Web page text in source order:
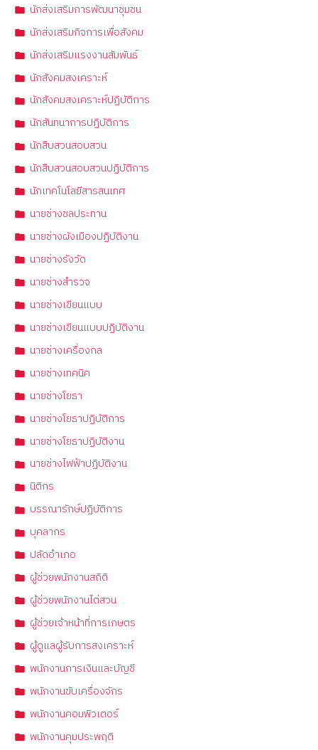
นักส่งเสริมการพัฒนาชุมชน
นักส่งเสริมกิจการเพื่อสังคม
นักส่งเสริมแรงงานสัมพันธ์
นักสังคมสงเคราะห์
นักสังคมสงเคราะห์ปฏิบัติการ
นักสันทนาการปฏิบัติการ
นักสืบสวนสอบสวน
นักสืบสวนสอบสวนปฏิบัติการ
นักเทคโนโลยีสารสนเทศ
นายช่างชลประทาน
นายช่างผังเมืองปฏิบัติงาน
นายช่างรังวัด
นายช่างสำรวจ
นายช่างเขียนแบบ
นายช่างเขียนแบบปฏิบัติงาน
นายช่างเครื่องกล
นายช่างเทคนิค
นายช่างโยธา
นายช่างโยธาปฏิบัติการ
นายช่างโยธาปฏิบัติงาน
นายช่างไฟฟ้าปฏิบัติงาน
นิติกร
บรรณารักษ์ปฏิบัติการ
บุคลากร
ปลัดอำเภอ
ผู้ช่วยพนักงานสถิติ
ผู้ช่วยพนักงานไต่สวน
ผู้ช่วยเจ้าหน้าที่การเกษตร
ผู้ดูแลผู้รับการสงเคราะห์
พนักงานการเงินและบัญชี
พนักงานขับเครื่องจักร
พนักงานคอมพิวเตอร์
พนักงานคุมประพฤติ